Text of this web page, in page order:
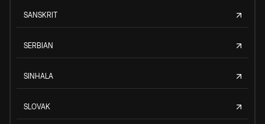
SANSKRIT
SERBIAN
SINHALA
SLOVAK